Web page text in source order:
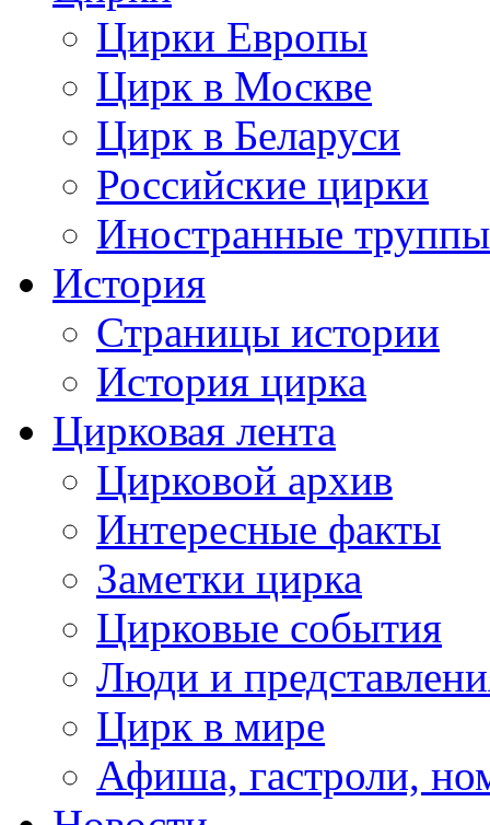
Цирки Европы
Цирк в Москве
Цирк в Беларуси
Российские цирки
Иностранные труппы
История
Страницы истории
История цирка
Цирковая лента
Цирковой архив
Интересные факты
Заметки цирка
Цирковые события
Люди и
Цирк в мире
Афиша, гастроли,